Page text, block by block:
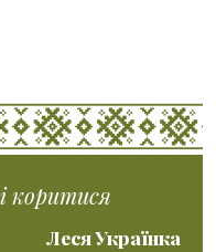
коритися
Леся Українка